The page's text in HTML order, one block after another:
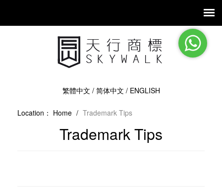
繁體中文 / 简体中文 / ENGLISH
Location： Home / Trademark Tips
Trademark Tips